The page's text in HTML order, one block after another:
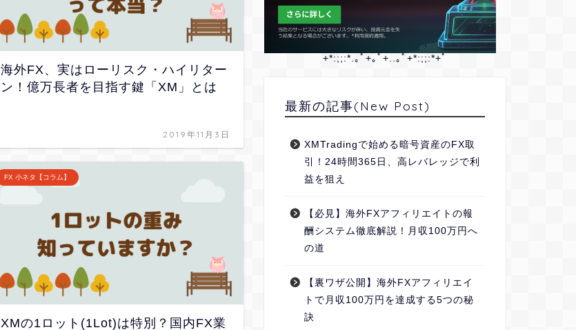
海外FX、実はローリスク・ハイリター
ン！億万長者を目指す鍵「XM」とは
2019年11月3日
FX 小ネタ【コラム】
XMの1ロット(1Lot)は特別？国内FX業
+*:;;:*.｡ﾟ+｡ﾟ+..｡ﾟ+*:;;:*+ﾟ
最新の記事(New Post)
XMTradingで始める暗号資産のFX取
引！24時間365日、高レバレッジで利
益を狙え
【必見】海外FXアフィリエイトの報
酬システム徹底解説！月収100万円へ
の道
【裏ワザ公開】海外FXアフィリエイ
トで月収100万円を達成する5つの秘
訣